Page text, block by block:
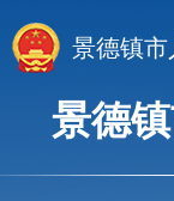
景德镇
景德